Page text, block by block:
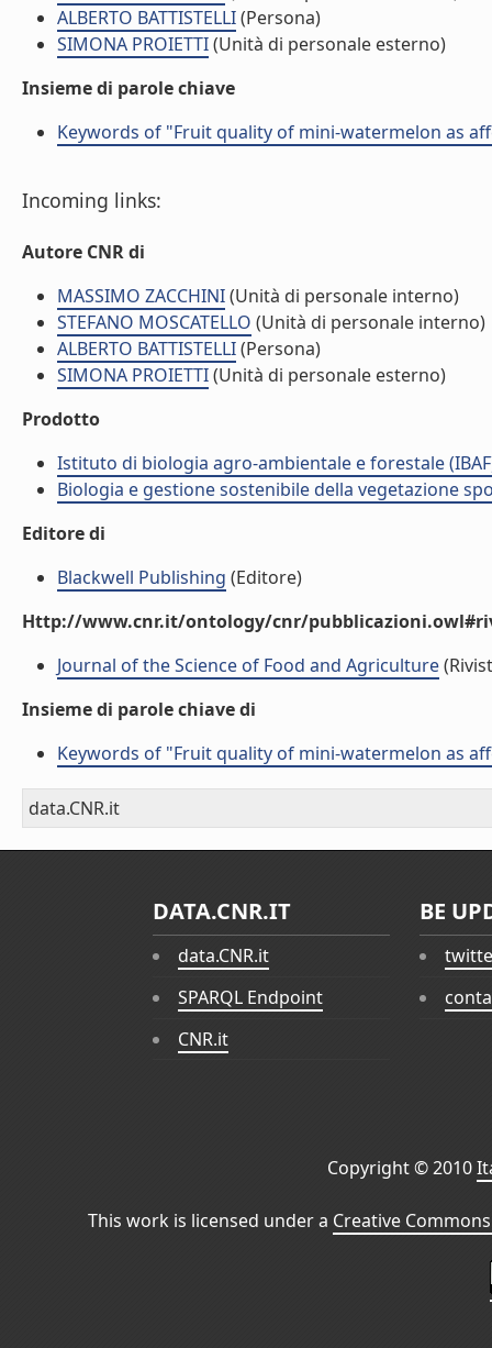
ALBERTO BATTISTELLI(Persona)
SIMONA PROIETTI(Unità di personale esterno)
Insieme di parole chiave
Keywords of "Fruit quality of mini-watermelon as
Incoming links:
Autore CNR di
MASSIMO ZACCHINI(Unità di personale interno)
STEFANO MOSCATELLO (Unità di personale interno)
ALBERTO BATTISTELLI(Persona)
SIMONA PROIETTI(Unità di personale esterno)
Prodotto
Istituto di biologia agro-ambientale e forestale
Biologia e gestione sostenibile della vegetazione
Editore di
Blackwell Publishing (Editore)
Http://www.cnr.it/ontology/cnr/
Journal of the Science of Food and Agriculture
Insieme di parole chiave di
Keywords of "Fruit quality of mini-watermelon as
data.CNR.it
DATA.CNR.IT
data.CNR.it
SPARQL Endpoint
CNR.it
BE
Copyright © 2010
This work is licensed under a Creative